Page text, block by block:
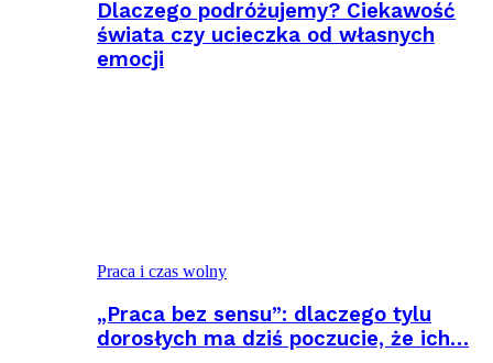
Dlaczego podróżujemy? Ciekawość
świata czy ucieczka od własnych
emocji
Praca i czas wolny
„Praca bez sensu”: dlaczego tylu
dorosłych ma dziś poczucie, że ich…